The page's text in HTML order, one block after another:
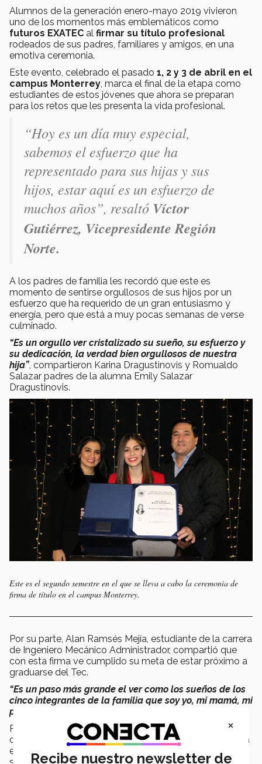
Alumnos de la generación enero-mayo 2019 vivieron
uno de los momentos más emblemáticos como
futuros EXATEC al firmar su título profesional
rodeados de sus padres, familiares y amigos, en una
emotiva ceremonia.
Este evento, celebrado el pasado 1, 2 y 3 de abril en el
campus Monterrey , marca el final de la etapa como
estudiantes de estos jóvenes que ahora se preparan
para los retos que les presenta la vida profesional.
“Hoy es un día muy especial,
sabemos el esfuerzo que ha
representado para sus hijas y sus
hijos, estar aquí es un esfuerzo de
muchos años”, resaltó Víctor
Gutiérrez, Vicepresidente Región
Norte.
A los padres de familia les recordó que este es
momento de sentirse orgullosos de sus hijos por un
esfuerzo que ha requerido de un gran entusiasmo y
energía, pero que está a muy pocas semanas de verse
culminado.
“Es un orgullo ver cristalizado su sueño, su esfuerzo y
su dedicación, la verdad bien orgullosos de nuestra
hija”, compartieron Karina Dragustinovis y Romualdo
Salazar padres de la alumna Emily Salazar
Dragustinovis.
Este es el segundo semestre en el que se lleva a cabo la ceremonia de
firma de título en el campus Monterrey.
Por su parte, Alan Ramsés Mejía, estudiante de la carrera
de Ingeniero Mecánico Administrador, compartió que
con esta firma ve cumplido su meta de estar próximo a
graduarse del Tec.
“Es un paso más grande el ver como los sueños de los
cinco integrantes de la familia que soy yo, mi mamá, mi
papá y mis dos hermanos se pueden cumplir”,
Para Mauricio Joel Carrillo Cenobio, quien está apunto
de graduarse como Ingeniero Civil este paso representa
el inicio de la recta final de uno de sus más grandes
×
Recibe nuestro newsletter de